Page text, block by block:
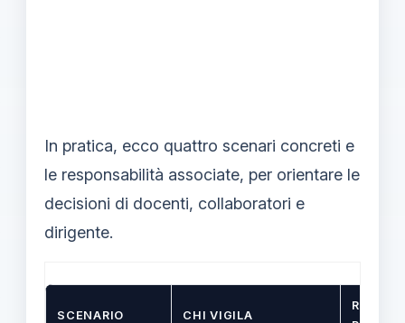
In pratica, ecco quattro scenari concreti e
le responsabilità associate, per orientare le
decisioni di docenti, collaboratori e
dirigente.
SCENARIO CHI VIGILA